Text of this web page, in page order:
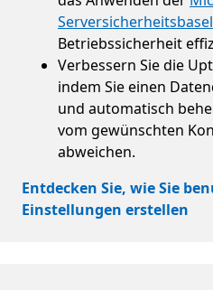
Betriebssicherheit
Verbessern Sie die
indem Sie einen
und automatisch
vom gewünschten
abweichen.
Entdecken Sie, wie Sie
Einstellungen erstellen